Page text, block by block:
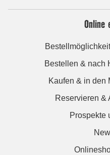
Online
Bestellen & nach
Kaufen & in den
Reservieren &
Prospekte